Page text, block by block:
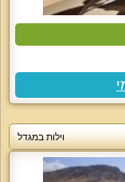
וילות במגדל